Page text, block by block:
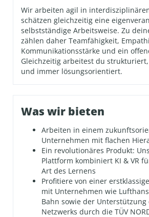
Wir arbeiten agil in
schätzen gleichzeitig eine
selbstständige Arbeitsweise. Zu
zählen daher Teamfähigkeit,
Kommunikations­stärke und ein
Gleichzeitig arbeitest du
und immer lösungsorientiert.
Was wir bieten
Arbeiten in einem
Unternehmen mit flachen
Ein revolutionäres Produkt:
Plattform kombiniert KI & VR
Art des Lernens
Profitiere von einer
mit Unternehmen wie
Bahn sowie der Unterstützung
Netzwerks durch die TÜV